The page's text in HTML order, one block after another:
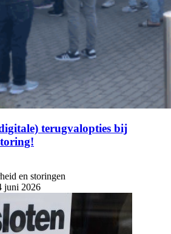
terugvalopties bij
en storingen
juni 2026